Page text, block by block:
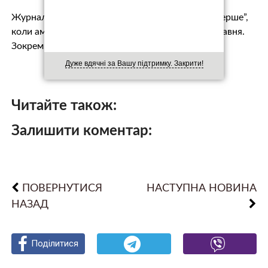
Дуже вдячні за Вашу підтримку. Закрити!
Журналісти звертають увагу, що це “буде не вперше”,
коли американський лідер відвідує Москву 9 травня.
Зокрем…
Читайте також:
Залишити коментар:
ПОВЕРНУТИСЯ
НАЗАД
НАСТУПНА НОВИНА
Поділитися
Поділитися
Поділитися